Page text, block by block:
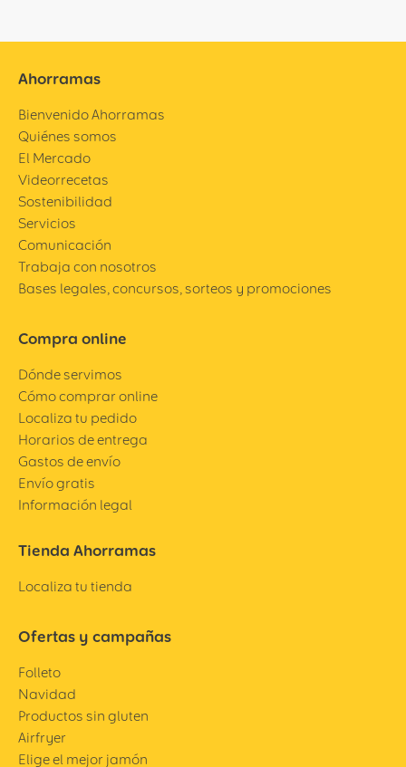
Ahorramas
Bienvenido Ahorramas
Quiénes somos
El Mercado
Videorrecetas
Sostenibilidad
Servicios
Comunicación
Trabaja con nosotros
Bases legales, concursos, sorteos y promociones
Compra online
Dónde servimos
Cómo comprar online
Localiza tu pedido
Horarios de entrega
Gastos de envío
Envío gratis
Información legal
Tienda Ahorramas
Localiza tu tienda
Ofertas y campañas
Folleto
Navidad
Productos sin gluten
Airfryer
Elige el mejor jamón